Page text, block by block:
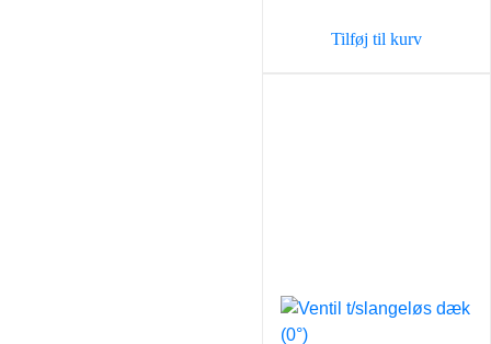
Tilføj til kurv